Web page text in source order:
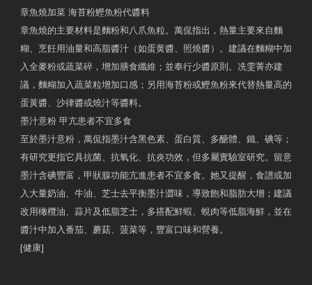
章魚燒加菜 海苔粉鰹魚粉代醬料
章魚燒的主要材料是麵粉和八爪魚粒。萬侃指出，熱量主要來自麵
糊、烹飪用油量和高脂醬汁（如蛋黄醬、照燒醬）。建議在麵糊中加
入全麥粉或蔬菜碎，增加膳食纖維；並奉行少醬原則。冼雯菁亦建
議，麵糊加入蔬菜粒增加口感；另用海苔粉或鰹魚粉來代替熱量高的
蛋黃醬、沙律醬或燒汁等醬料。
墨汁意粉 甲亢患者不宜多食
至於墨汁意粉，萬侃指墨汁含黑色素、蛋白質、多醣體、鐵、碘等；
有研究更指它具抗菌、抗氧化、抗炎功效，但多屬實驗室研究。留意
墨汁含碘豐富，甲狀腺功能亢進患者不宜多食。她又提醒，食譜或加
入大量奶油、牛油、芝士去平衡墨汁澀味，導致飽和脂肪大增；建議
改用橄欖油、蒜片及低脂芝士，多搭配鮮蝦、蜆肉等低脂海鮮，並在
醬汁中加入番茄、蘑菇、菠菜等，豐富口味和營養。
[健康]